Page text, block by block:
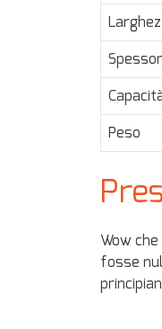
Peso
Wow
fosse